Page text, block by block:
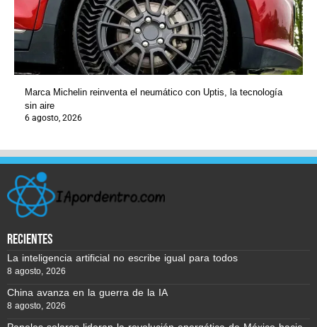
Marca Michelin reinventa el neumático con Uptis, la tecnología
sin aire
6 agosto, 2026
recientes
La inteligencia artificial no escribe igual para todos
8 agosto, 2026
China avanza en la guerra de la IA
8 agosto, 2026